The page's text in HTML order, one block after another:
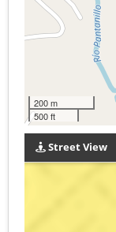
200 m
500 ft
Street View